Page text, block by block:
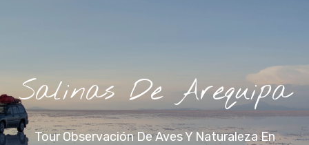
Salinas De Arequipa
Tour Observación De Aves Y Naturaleza En